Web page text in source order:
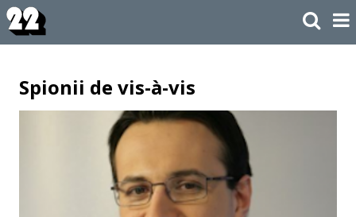
Spionii de vis-à-vis